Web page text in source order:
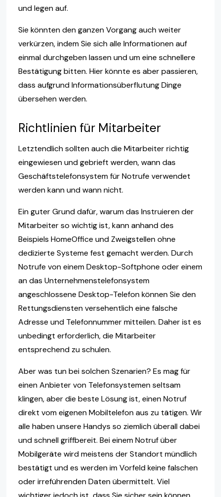
und legen auf.
Sie könnten den ganzen Vorgang auch weiter
verkürzen, indem Sie sich alle Informationen auf
einmal durchgeben lassen und um eine schnellere
Bestätigung bitten. Hier könnte es aber passieren,
dass aufgrund Informationsüberflutung Dinge
übersehen werden.
Richtlinien für Mitarbeiter
Letztendlich sollten auch die Mitarbeiter richtig
eingewiesen und gebrieft werden, wann das
Geschäftstelefonsystem für Notrufe verwendet
werden kann und wann nicht.
Ein guter Grund dafür, warum das Instruieren der
Mitarbeiter so wichtig ist, kann anhand des
Beispiels HomeOffice und Zweigstellen ohne
dedizierte Systeme fest gemacht werden. Durch
Notrufe von einem Desktop-Softphone oder einem
an das Unternehmenstelefonsystem
angeschlossene Desktop-Telefon können Sie den
Rettungsdiensten versehentlich eine falsche
Adresse und Telefonnummer mitteilen. Daher ist es
unbedingt erforderlich, die Mitarbeiter
entsprechend zu schulen.
Aber was tun bei solchen Szenarien? Es mag für
einen Anbieter von Telefonsystemen seltsam
klingen, aber die beste Lösung ist, einen Notruf
direkt vom eigenen Mobiltelefon aus zu tätigen. Wir
alle haben unsere Handys so ziemlich überall dabei
und schnell griffbereit. Bei einem Notruf über
Mobilgeräte wird meistens der Standort mündlich
bestätigt und es werden im Vorfeld keine falschen
oder irreführenden Daten übermittelt. Viel